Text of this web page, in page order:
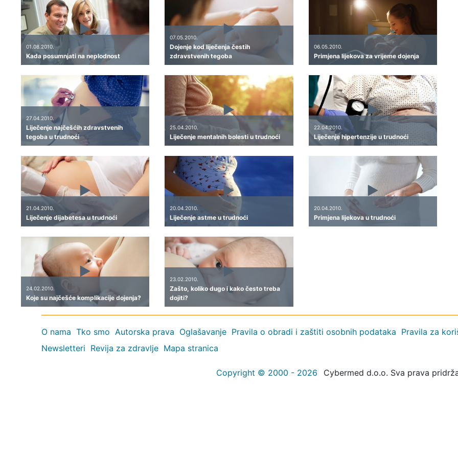
01.08.2010.
Kada posumnjati na neplodnost
07.05.2010.
Dojenje kod liječenja čestih
zdravstvenih tegoba
06.05.2010.
Primjena lijekova za vrijeme dojenja
27.04.2010.
Liječenje najčešćih zdravstvenih
tegoba u trudnoći
25.04.2010.
Liječenje mentalnih bolesti u trudnoći
22.04.2010.
Liječenje hipertenzije u trudnoći
21.04.2010.
Liječenje dijabetesa u trudnoći
20.04.2010.
Liječenje astme u trudnoći
20.04.2010.
Primjena lijekova u trudnoći
24.02.2010.
Koje su najčešće komplikacije dojenja?
23.02.2010.
Zašto, koliko dugo i kako često treba
dojiti?
O nama Tko smo Autorska prava Oglašavanje Pravila o obradi i zaštiti osobnih podataka Pravila za
Newsletteri Revija za zdravlje Mapa stranica
Copyright © 2000 - 2026 Cybermed d.o.o. Sva prava